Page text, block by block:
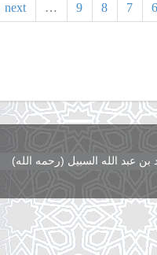
6
7
8
9
…
next
عبد الله السبيل (رحمه الله)